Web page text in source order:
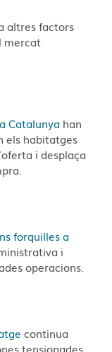
altres factors
mercat
Catalunya han
els habitatges
i desplaça
forquilles a
i
operacions.
continua
tensionades,